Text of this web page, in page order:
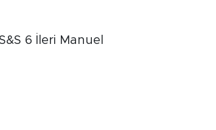
6 İleri Manuel